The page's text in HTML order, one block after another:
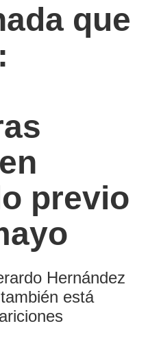
que
previo
Hernández
está